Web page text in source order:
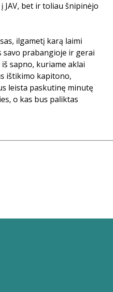
JAV, bet ir toliau šnipinėjo
ilgametį karą laimi
savo prabangioje ir gerai
sapno, kuriame aklai
ištikimo kapitono,
leista paskutinę minutę
o kas bus paliktas